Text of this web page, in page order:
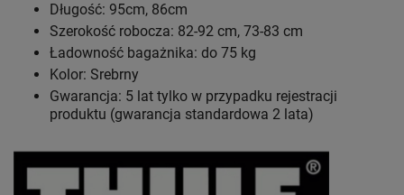
Długość: 95cm, 86cm
Szerokość robocza: 82-92 cm, 73-83 cm
Ładowność bagażnika: do 75 kg
Kolor: Srebrny
Gwarancja: 5 lat tylko w przypadku rejestracji
produktu (gwarancja standardowa 2 lata)